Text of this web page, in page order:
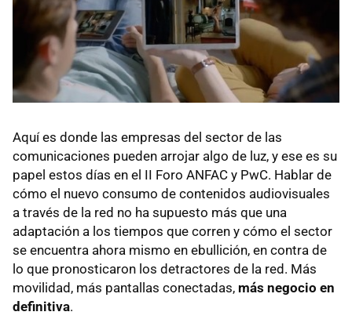
Aquí es donde las empresas del sector de las
comunicaciones pueden arrojar algo de luz, y ese es su
papel estos días en el II Foro ANFAC y PwC. Hablar de
cómo el nuevo consumo de contenidos audiovisuales
a través de la red no ha supuesto más que una
adaptación a los tiempos que corren y cómo el sector
se encuentra ahora mismo en ebullición, en contra de
lo que pronosticaron los detractores de la red. Más
movilidad, más pantallas conectadas, más negocio en
definitiva.